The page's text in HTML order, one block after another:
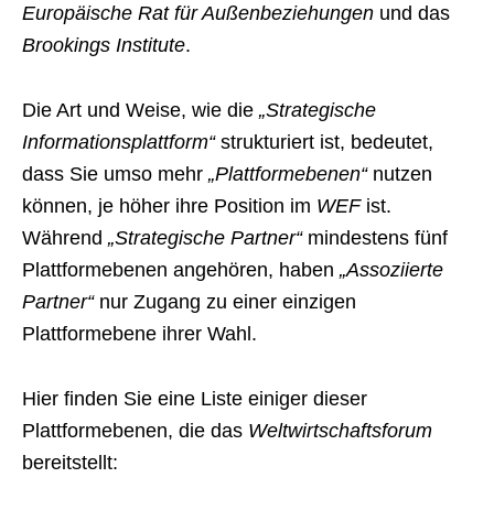
Europäische Rat für Außenbeziehungen und das
Brookings Institute.
Die Art und Weise, wie die „Strategische
Informationsplattform“strukturiert ist, bedeutet,
dass Sie umso mehr „Plattformebenen“nutzen
können, je höher ihre Position im WEFist.
Während „Strategische Partner“mindestens fünf
Plattformebenen angehören, haben „Assoziierte
Partner“nur Zugang zu einer einzigen
Plattformebene ihrer Wahl.
Hier finden Sie eine Liste einiger dieser
Plattformebenen, die das Weltwirtschaftsforum
bereitstellt: